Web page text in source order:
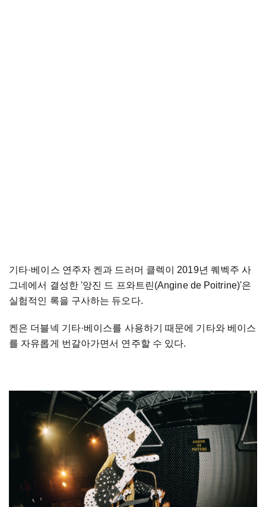
기타·베이스 연주자 켄과 드러머 클렉이 2019년 퀘벡주 사
그네에서 결성한 '앙진 드 프와트린(Angine de Poitrine)'은
실험적인 록을 구사하는 듀오다.
켄은 더블넥 기타·베이스를 사용하기 때문에 기타와 베이스
를 자유롭게 번갈아가면서 연주할 수 있다.